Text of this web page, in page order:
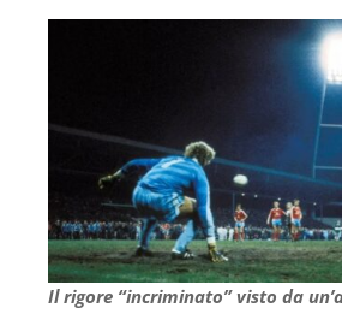
Il rigore “incriminato” visto da